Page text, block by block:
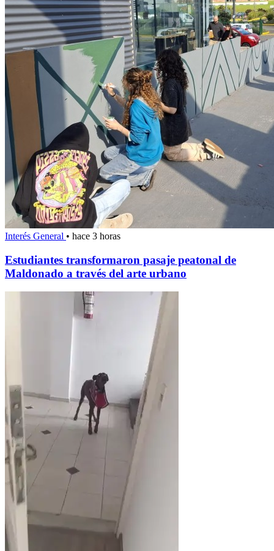
Interés General • hace 3 horas
Estudiantes transformaron pasaje peatonal de
Maldonado a través del arte urbano